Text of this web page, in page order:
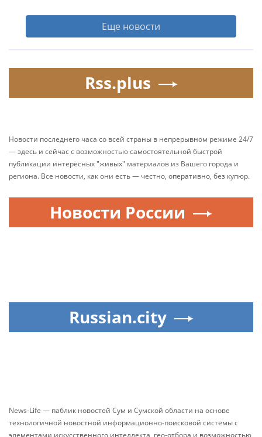
Еще новости
Rss.plus
Новости последнего часа со всей страны в непрерывном режиме 24/7
— здесь и сейчас с возможностью самостоятельной быстрой
публикации интересных "живых" материалов из Вашего города и
региона. Все новости, как они есть — честно, оперативно, без купюр.
Новости России
Russian.city
News-Life — паблик новостей Сум и Сумской области на основе
технологичной новостной информационно-поисковой системы с
элементами искусственного интеллекта, гео-отбора и возможностью